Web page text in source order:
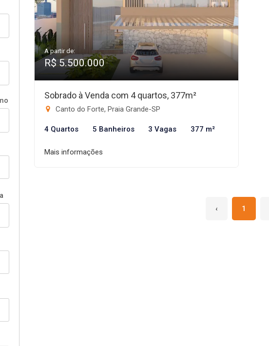
A partir de:
R$ 5.500.000
Sobrado à Venda com 4 quartos, 377m²
Canto do Forte, Praia Grande-SP
4 Quartos 5 Banheiros 3 Vagas 377 m²
Mais informações
‹ 1